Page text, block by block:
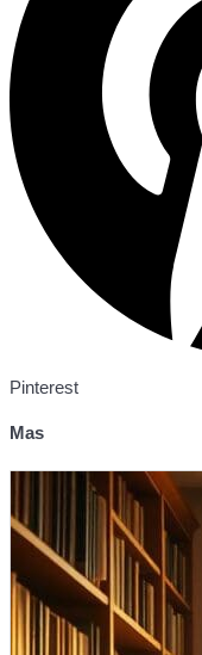
Pinterest
Mas